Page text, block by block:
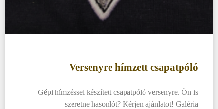
Versenyre hímzett csapatpóló
Gépi hímzéssel készített csapatpóló versenyre. Ön is
szeretne hasonlót? Kérjen ajánlatot! Galéria